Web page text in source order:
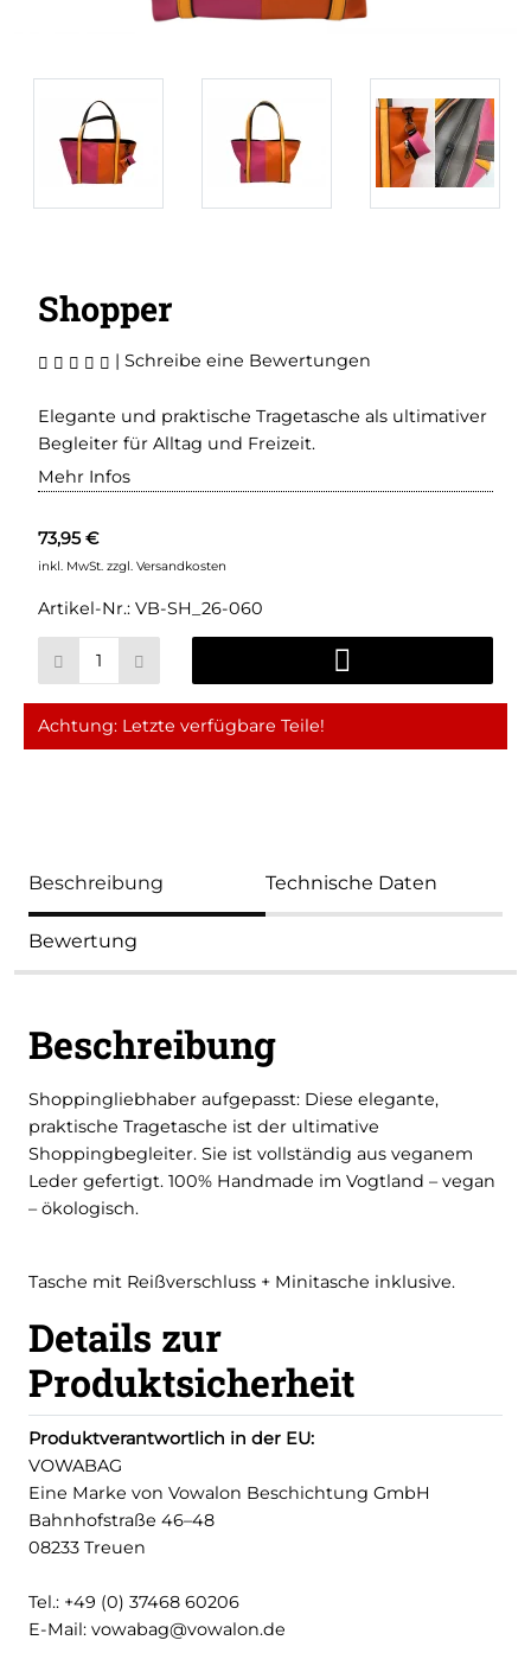
Shopper
| Schreibe eine Bewertungen
Elegante und praktische Tragetasche als ultimativer
Begleiter für Alltag und Freizeit.
Mehr Infos
73,95 €
inkl. MwSt. zzgl. Versandkosten
Artikel-Nr.: VB-SH_26-060
Achtung: Letzte verfügbare Teile!
Beschreibung Technische Daten
Bewertung
Beschreibung
Shoppingliebhaber aufgepasst: Diese elegante,
praktische Tragetasche ist der ultimative
Shoppingbegleiter. Sie ist vollständig aus veganem
Leder gefertigt. 100% Handmade im Vogtland – vegan
– ökologisch.
Tasche mit Reißverschluss + Minitasche inklusive.
Details zur
Produktsicherheit
Produktverantwortlich in der EU:
VOWABAG
Eine Marke von Vowalon Beschichtung GmbH
Bahnhofstraße 46–48
08233 Treuen
Tel.: +49 (0) 37468 60206
E-Mail: vowabag@vowalon.de